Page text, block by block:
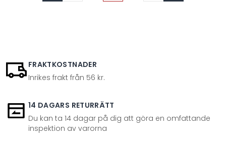
FRAKTKOSTNADER
Inrikes frakt från 56 kr.
14 DAGARS RETURRÄTT
Du kan ta 14 dagar på dig att göra en omfattande
inspektion av varorna